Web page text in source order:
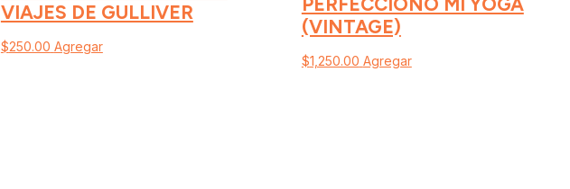
VIAJES DE GULLIVER
$250.00 Agregar
(VINTAGE)
$1,250.00 Agregar